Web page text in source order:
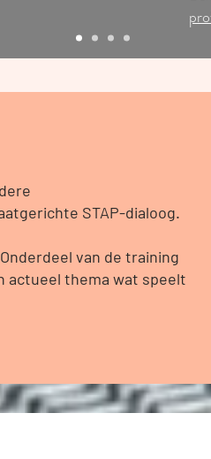
STAP-dialoog.
van de training
actueel thema wat speelt